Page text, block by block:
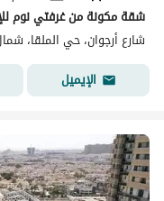
شقة مكونة من غرفتي نوم
شارع أرجوان، حي الملقا،
الإيميل